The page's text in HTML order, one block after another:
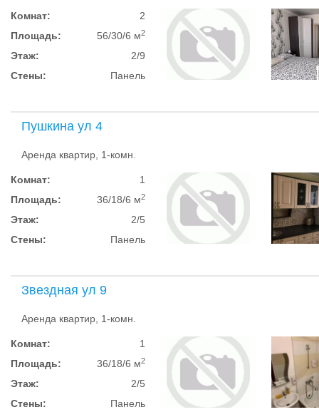
Комнат:
2
Площадь:
56/30/6 м2
Этаж:
2/9
Стены:
Панель
Пушкина ул 4
Аренда квартир, 1-комн.
Комнат:
1
Площадь:
36/18/6 м2
Этаж:
2/5
Стены:
Панель
Звездная ул 9
Аренда квартир, 1-комн.
Комнат:
1
Площадь:
36/18/6 м2
Этаж:
2/5
Стены:
Панель